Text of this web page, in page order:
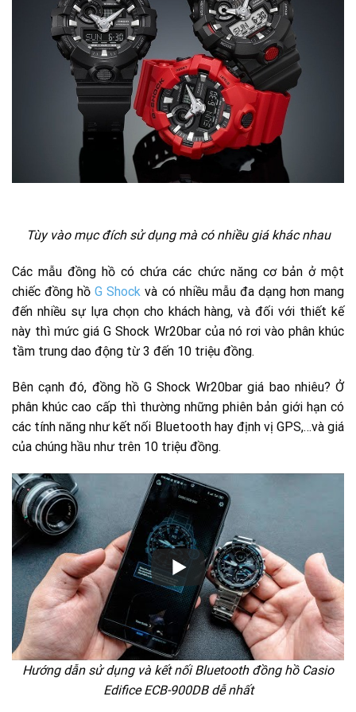
Tùy vào mục đích sử dụng mà có nhiều giá khác nhau
Các mẫu đồng hồ có chứa các chức năng cơ bản ở một
chiếc đồng hồG Shock và có nhiều mẫu đa dạng hơn mang
đến nhiều sự lựa chọn cho khách hàng, và đối với thiết kế
này thì mức giá G Shock Wr20bar của nó rơi vào phân khúc
tầm trung dao động từ 3 đến 10 triệu đồng.
Bên cạnh đó, đồng hồ G Shock Wr20bar giá bao nhiêu? Ở
phân khúc cao cấp thì thường những phiên bản giới hạn có
các tính năng như kết nối Bluetooth hay định vị GPS,…và giá
của chúng hầu như trên 10 triệu đồng.
Hướng dẫn sử dụng và kết nối Bluetooth đồng hồ Casio
Edifice ECB-900DB dễ nhất